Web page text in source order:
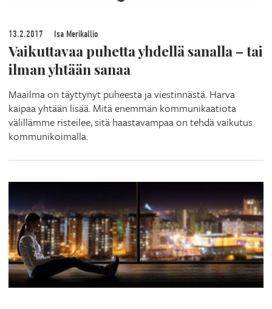
13.2.2017 Isa Merikallio
Vaikuttavaa puhetta yhdellä sanalla – tai
ilman yhtään sanaa
Maailma on täyttynyt puheesta ja viestinnästä. Harva
kaipaa yhtään lisää. Mitä enemmän kommunikaatiota
välillämme risteilee, sitä haastavampaa on tehdä vaikutus
kommunikoimalla.